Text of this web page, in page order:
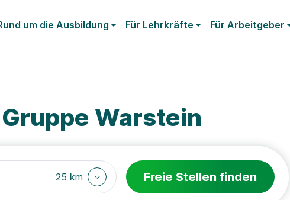
um die Ausbildung Für Lehrkräfte Für Arbeitgeber
Warstein
25 km Freie Stellen finden